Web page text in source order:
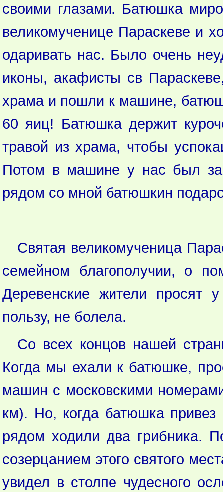
своими глазами. Батюшка
великомученице Параскеве и
одаривать нас. Было очень
иконы, акафисты св
храма и пошли к машине,
60 яиц! Батюшка держит
травой из храма, чтобы
Потом в машине у нас был
рядом со мной батюшкин
Святая великомученица
семейном благополучии, о
Деревенские жители просят
пользу, не болела.
Со всех концов нашей
Когда мы ехали к батюшке,
машин с московскими
км). Но, когда батюшка
рядом ходили два грибника.
созерцанием этого святого
увидел в столпе чудесного